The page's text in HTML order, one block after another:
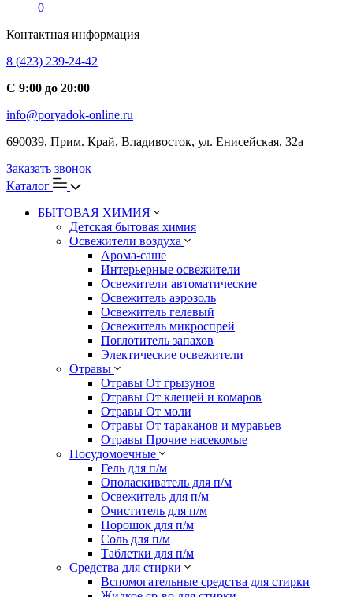
0
Контактная информация
8 (423) 239-24-42
С 9:00 до 20:00
info@poryadok-online.ru
690039, Прим. Край, Владивосток, ул. Енисейская, 32а
Заказать звонок
Каталог
БЫТОВАЯ ХИМИЯ
Детская бытовая химия
Освежители воздуха
Арома-саше
Интерьерные освежители
Освежители автоматические
Освежитель аэрозоль
Освежитель гелевый
Освежитель микроспрей
Поглотитель запахов
Электические освежители
Отравы
Отравы От грызунов
Отравы От клещей и комаров
Отравы От моли
Отравы От тараканов и муравьев
Отравы Прочие насекомые
Посудомоечные
Гель для п/м
Ополаскиватель для п/м
Освежитель для п/м
Очиститель для п/м
Порошок для п/м
Соль для п/м
Таблетки для п/м
Средства для стирки
Вспомогательные средства для стирки